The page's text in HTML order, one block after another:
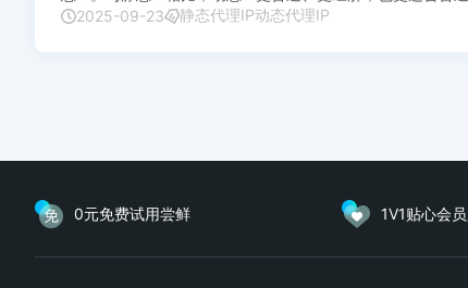
态I...2025-09-23 静态代理IP动态代理IP
0元免费试用尝鲜 1V1贴心会